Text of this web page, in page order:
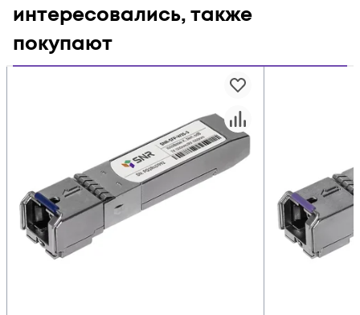
интересовались, также
покупают